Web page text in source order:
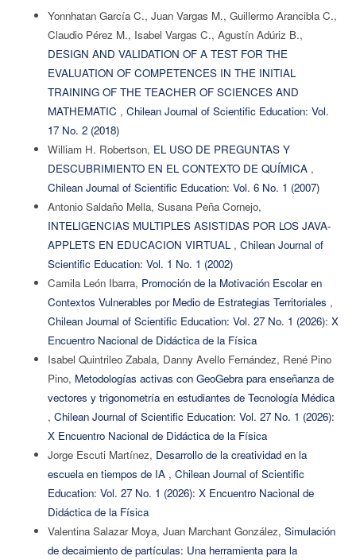
Yonnhatan García C., Juan Vargas M., Guillermo Arancibla C.,
Claudio Pérez M., Isabel Vargas C., Agustín Adúriz B.,
DESIGN AND VALIDATION OF A TEST FOR THE
EVALUATION OF COMPETENCES IN THE INITIAL
TRAINING OF THE TEACHER OF SCIENCES AND
MATHEMATIC , Chilean Journal of Scientific Education: Vol.
17 No. 2 (2018)
William H. Robertson, EL USO DE PREGUNTAS Y
DESCUBRIMIENTO EN EL CONTEXTO DE QUÍMICA ,
Chilean Journal of Scientific Education: Vol. 6 No. 1 (2007)
Antonio Saldaño Mella, Susana Peña Cornejo,
INTELIGENCIAS MULTIPLES ASISTIDAS POR LOS JAVA-
APPLETS EN EDUCACION VIRTUAL , Chilean Journal of
Scientific Education: Vol. 1 No. 1 (2002)
Camila León Ibarra, Promoción de la Motivación Escolar en
Contextos Vulnerables por Medio de Estrategias Territoriales ,
Chilean Journal of Scientific Education: Vol. 27 No. 1 (2026): X
Encuentro Nacional de Didáctica de la Física
Isabel Quintrileo Zabala, Danny Avello Fernández, René Pino
Pino, Metodologías activas con GeoGebra para enseñanza de
vectores y trigonometría en estudiantes de Tecnología Médica
, Chilean Journal of Scientific Education: Vol. 27 No. 1 (2026):
X Encuentro Nacional de Didáctica de la Física
Jorge Escuti Martínez, Desarrollo de la creatividad en la
escuela en tiempos de IA , Chilean Journal of Scientific
Education: Vol. 27 No. 1 (2026): X Encuentro Nacional de
Didáctica de la Física
Valentina Salazar Moya, Juan Marchant González, Simulación
de decaimiento de partículas: Una herramienta para la